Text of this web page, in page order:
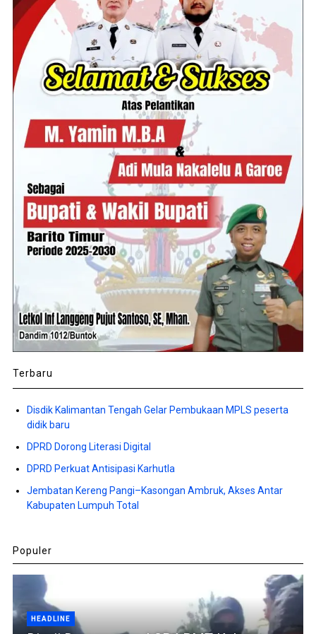
Terbaru
Disdik Kalimantan Tengah Gelar Pembukaan MPLS peserta
didik baru
DPRD Dorong Literasi Digital
DPRD Perkuat Antisipasi Karhutla
Jembatan Kereng Pangi–Kasongan Ambruk, Akses Antar
Kabupaten Lumpuh Total
Populer
HEADLINE